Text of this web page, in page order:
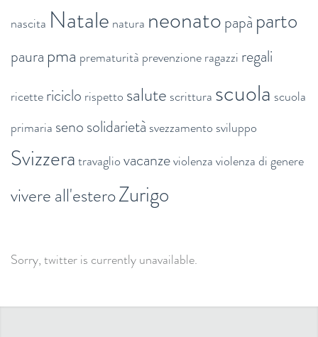
nascita Natale natura neonatopapà parto
paura pma prematurità prevenzioneragazzi regali
ricettericiclo rispetto salute scrittura scuola scuola
primaria senosolidarietà svezzamento sviluppo
Svizzeratravagliovacanzeviolenzaviolenza di genere
vivere all'esteroZurigo
Sorry, twitter is currently unavailable.